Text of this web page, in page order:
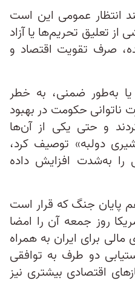
انتظار عمومی این است
تعلیق تحریم‌ها یا آزاد
صرف تقویت اقتصاد و
به‌طور ضمنی، به خطر
ناتوانی حکومت در بهبود
و حتی یکی از آن‌ها
دولبه» توصیف کرد،
را به‌شدت افزایش داده
پایان جنگ که قرار است
روز جمعه آن را امضا
برای ایران به همراه
دو طرف به توافقی
اقتصادی بیشتری نیز